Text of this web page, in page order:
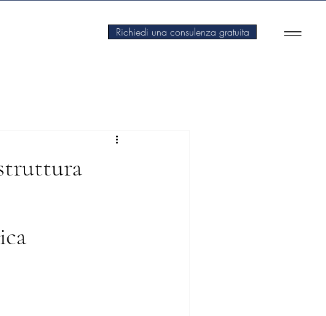
Richiedi una consulenza gratuita